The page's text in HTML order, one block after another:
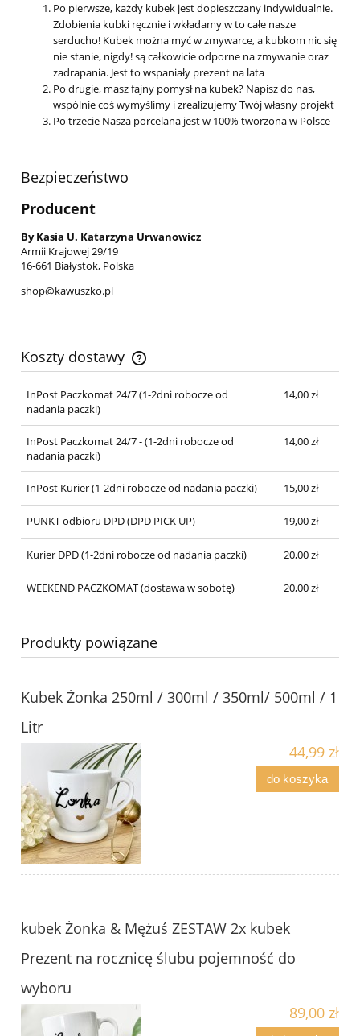
Po pierwsze, każdy kubek jest dopieszczany indywidualnie.
Zdobienia kubki ręcznie i wkładamy w to całe nasze
serducho! Kubek można myć w zmywarce, a kubkom nic się
nie stanie, nigdy! są całkowicie odporne na zmywanie oraz
zadrapania. Jest to wspaniały prezent na lata
Po drugie, masz fajny pomysł na kubek? Napisz do nas,
wspólnie coś wymyślimy i zrealizujemy Twój własny projekt
Po trzecie Nasza porcelana jest w 100% tworzona w Polsce
Bezpieczeństwo
Producent
By Kasia U. Katarzyna Urwanowicz
Armii Krajowej 29/19
16-661 Białystok, Polska
shop@kawuszko.pl
Koszty dostawy
Cena nie zawiera ewentualnych kosztów płatności
InPost Paczkomat 24/7 (1-2dni robocze od
nadania paczki)
14,00 zł
InPost Paczkomat 24/7 - (1-2dni robocze od
nadania paczki)
14,00 zł
InPost Kurier (1-2dni robocze od nadania paczki) 15,00 zł
PUNKT odbioru DPD (DPD PICK UP) 19,00 zł
Kurier DPD (1-2dni robocze od nadania paczki) 20,00 zł
WEEKEND PACZKOMAT (dostawa w sobotę) 20,00 zł
Produkty powiązane
Kubek Żonka 250ml / 300ml / 350ml/ 500ml / 1
Litr
44,99 zł
do koszyka
kubek Żonka & Mężuś ZESTAW 2x kubek
Prezent na rocznicę ślubu pojemność do
wyboru
89,00 zł